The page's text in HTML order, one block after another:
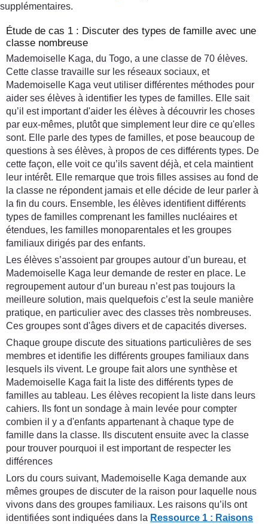
supplémentaires.
Étude de cas 1 : Discuter des types de famille avec une
classe nombreuse
Mademoiselle Kaga, du Togo, a une classe de 70 élèves.
Cette classe travaille sur les réseaux sociaux, et
Mademoiselle Kaga veut utiliser différentes méthodes pour
aider ses élèves à identifier les types de familles. Elle sait
qu’il est important d'aider les élèves à découvrir les choses
par eux-mêmes, plutôt que simplement leur dire ce qu'elles
sont. Elle parle des types de familles, et pose beaucoup de
questions à ses élèves, à propos de ces différents types. De
cette façon, elle voit ce qu’ils savent déjà, et cela maintient
leur intérêt. Elle remarque que trois filles assises au fond de
la classe ne répondent jamais et elle décide de leur parler à
la fin du cours. Ensemble, les élèves identifient différents
types de familles comprenant les familles nucléaires et
étendues, les familles monoparentales et les groupes
familiaux dirigés par des enfants.
Les élèves s’assoient par groupes autour d’un bureau, et
Mademoiselle Kaga leur demande de rester en place. Le
regroupement autour d’un bureau n’est pas toujours la
meilleure solution, mais quelquefois c’est la seule manière
pratique, en particulier avec des classes très nombreuses.
Ces groupes sont d'âges divers et de capacités diverses.
Chaque groupe discute des situations particulières de ses
membres et identifie les différents groupes familiaux dans
lesquels ils vivent. Le groupe fait alors une synthèse et
Mademoiselle Kaga fait la liste des différents types de
familles au tableau. Les élèves recopient la liste dans leurs
cahiers. Ils font un sondage à main levée pour compter
combien il y a d'enfants appartenant à chaque type de
famille dans la classe. Ils discutent ensuite avec la classe
pour trouver pourquoi il est important de respecter les
différences
Lors du cours suivant, Mademoiselle Kaga demande aux
mêmes groupes de discuter de la raison pour laquelle nous
vivons dans des groupes familiaux. Les raisons qu’ils ont
identifiées sont indiquées dans la Ressource 1 : Raisons